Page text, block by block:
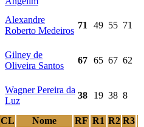
Alexandre
Roberto Medeiros
71 49 55 71
Gilney de
Oliveira Santos
67 65 67 62
Wagner Pereira da
Luz
38 19 38 8
CL Nome RF R1 R2 R3